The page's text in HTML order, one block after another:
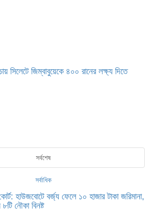
সিলেটে জিম্বাবুয়েকে ৪০০ রানের লক্ষ্য দিতে
সর্বশেষ
সর্বাধিক
হাউজবোটে বর্জ্য ফেলে ১০ হাজার টাকা জরিমানা,
নৌকা বিনষ্ট